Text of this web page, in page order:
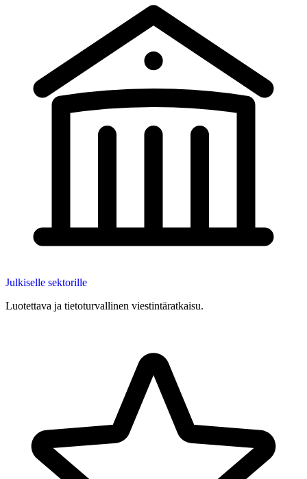
Julkiselle sektorille
Luotettava ja tietoturvallinen viestintäratkaisu.